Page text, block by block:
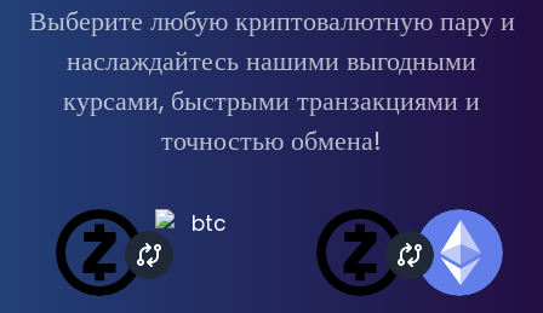
Выберите любую криптовалютную пару и
наслаждайтесь нашими выгодными
курсами, быстрыми транзакциями и
точностью обмена!